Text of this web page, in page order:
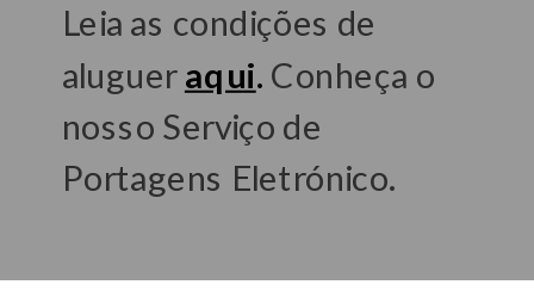
Leia as condições de
alugueraqui. Conheça o
nosso Serviço de
Portagens Eletrónico.